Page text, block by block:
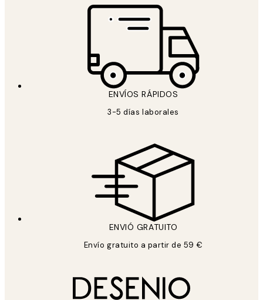
ENVÍOS RÁPIDOS
3-5 días laborales
ENVIÓ GRATUITO
Envío gratuito a partir de 59 €